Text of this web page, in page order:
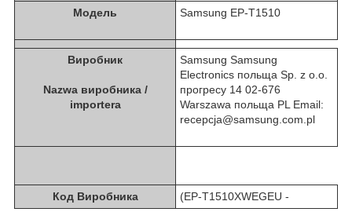
Модель Samsung EP-T1510
Виробник
Nazwa виробника /
importera
Samsung Samsung
Electronics польща Sp. z o.o.
прогресу 14 02-676
Warszawa польща PL Email:
recepcja@samsung.com.pl
Код Виробника (EP-T1510XWEGEU -